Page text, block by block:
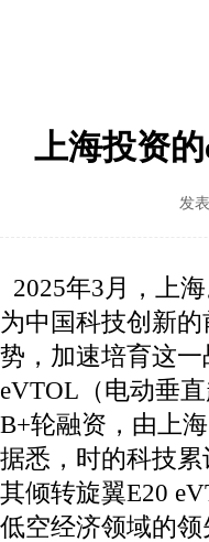
上海投资
发
2025年3月，上
为中国科技创新
势，加速培育这
eVTOL（电动垂
B+轮融资，由上
据悉，时的科技
其倾转旋翼E20
低空经济领域的领